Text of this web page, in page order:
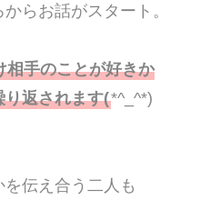
らお話がスタート。
相手のことが好きか
り返されます(*^_^*)
伝え合う二人も